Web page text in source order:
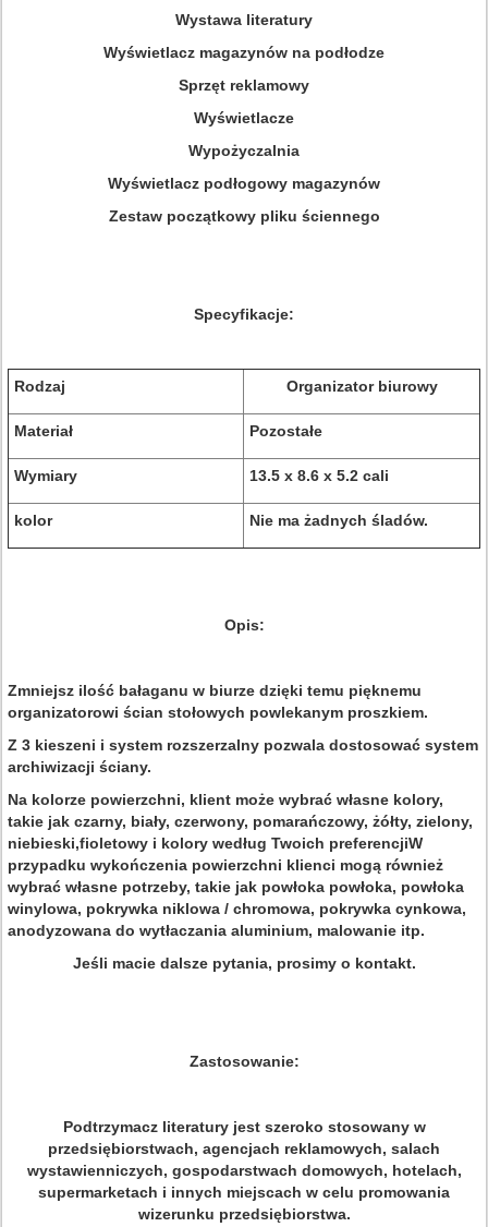
Wystawa literatury
Wyświetlacz magazynów na podłodze
Sprzęt reklamowy
Wyświetlacze
Wypożyczalnia
Wyświetlacz podłogowy magazynów
Zestaw początkowy pliku ściennego
Specyfikacje:
Rodzaj Organizator biurowy
Materiał Pozostałe
Wymiary 13.5 x 8.6 x 5.2 cali
kolor Nie ma żadnych śladów.
Opis:
Zmniejsz ilość bałaganu w biurze dzięki temu pięknemu
organizatorowi ścian stołowych powlekanym proszkiem.
Z 3 kieszeni i system rozszerzalny pozwala dostosować system
archiwizacji ściany.
Na kolorze powierzchni, klient może wybrać własne kolory,
takie jak czarny, biały, czerwony, pomarańczowy, żółty, zielony,
niebieski,fioletowy i kolory według Twoich preferencjiW
przypadku wykończenia powierzchni klienci mogą również
wybrać własne potrzeby, takie jak powłoka powłoka, powłoka
winylowa, pokrywka niklowa / chromowa, pokrywka cynkowa,
anodyzowana do wytłaczania aluminium, malowanie itp.
Jeśli macie dalsze pytania, prosimy o kontakt.
Zastosowanie:
Podtrzymacz literatury jest szeroko stosowany w
przedsiębiorstwach, agencjach reklamowych, salach
wystawienniczych, gospodarstwach domowych, hotelach,
supermarketach i innych miejscach w celu promowania
wizerunku przedsiębiorstwa.